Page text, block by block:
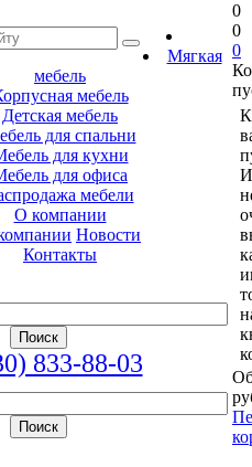
Мягкая
мебель
мебель
Детская мебель
для спальни
для кухни
для офиса
мебели
О компании
Новости
Контакты
833-88-03
0
0
0